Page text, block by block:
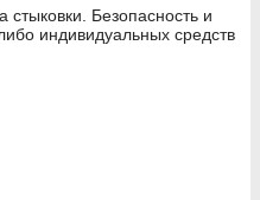
Безопасность и
индивидуальных средств